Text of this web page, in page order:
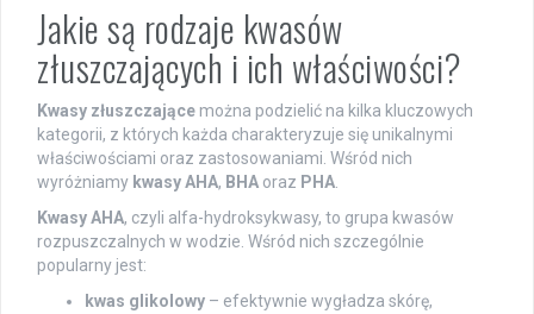
Jakie są rodzaje kwasów
złuszczających i ich właściwości?
Kwasy złuszczające można podzielić na kilka kluczowych
kategorii, z których każda charakteryzuje się unikalnymi
właściwościami oraz zastosowaniami. Wśród nich
wyróżniamy kwasy AHA, BHA oraz PHA.
Kwasy AHA, czyli alfa-hydroksykwasy, to grupa kwasów
rozpuszczalnych w wodzie. Wśród nich szczególnie
popularny jest:
kwas glikolowy – efektywnie wygładza skórę,